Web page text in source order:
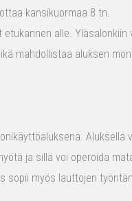
kansikuormaa 8 tn.
alle.
mahdollistaa aluksen
ja sillä voi operoida
sopii myös lauttojen